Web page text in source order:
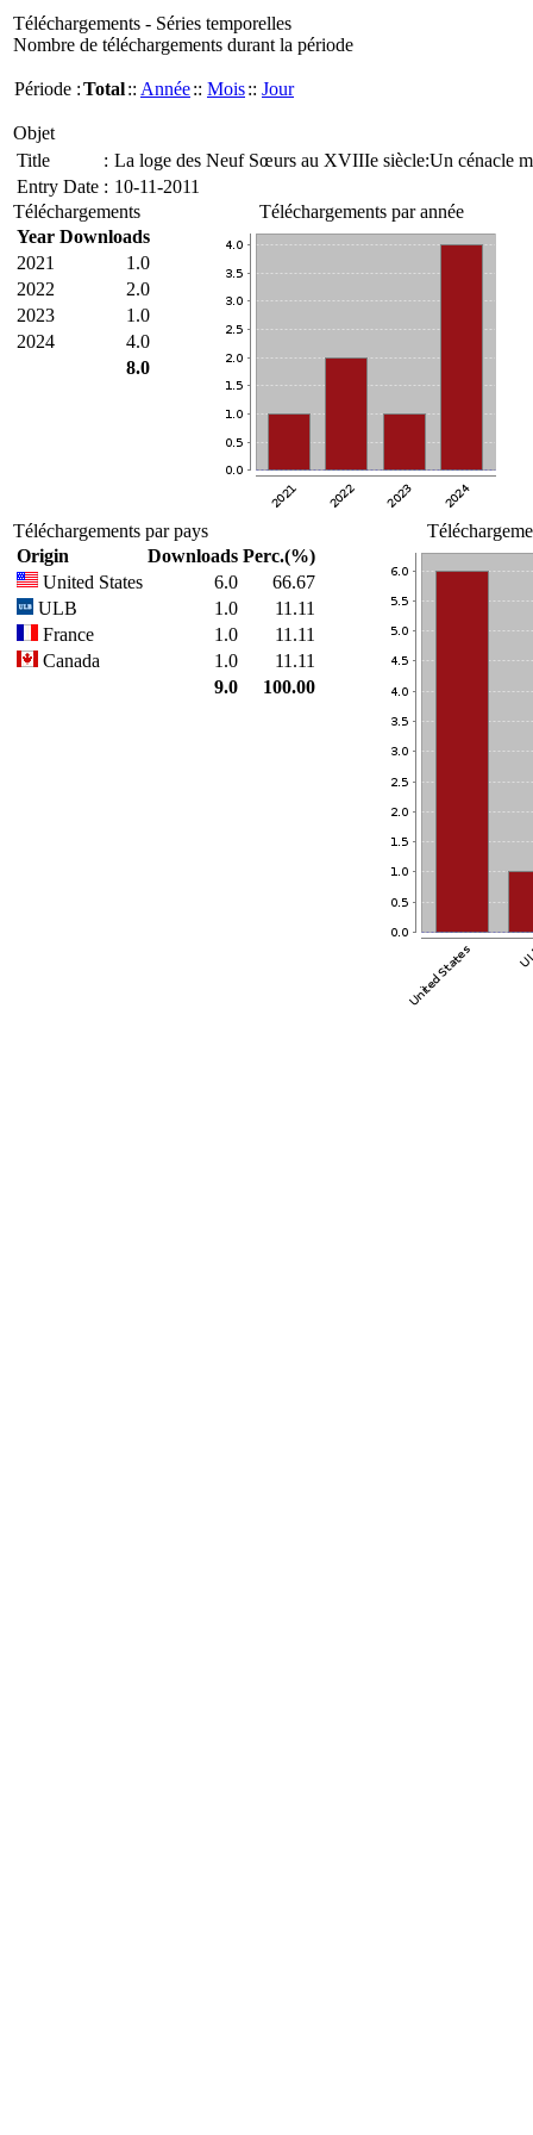
Téléchargements - Séries temporelles
Nombre de téléchargements durant la période
Période :Total:: Année:: Mois:: Jour
Objet
Title
: La loge des Neuf Sœurs au XVIIIe siècle:Un cénacle
Entry Date : 10-11-2011
Téléchargements
Year Downloads
2021
1.0
2022
2.0
2023
1.0
2024
4.0
8.0
Téléchargements par année
Téléchargements par pays
Origin
Downloads Perc.(%)
United States
6.0
66.67
ULB
1.0
11.11
France
1.0
11.11
Canada
1.0
11.11
9.0
100.00